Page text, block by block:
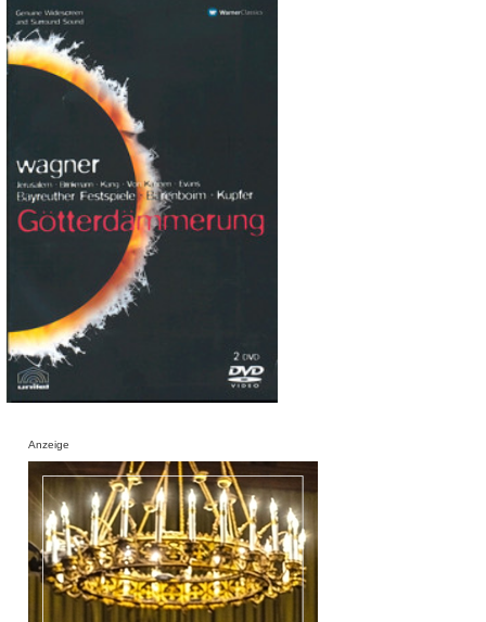
Anzeige